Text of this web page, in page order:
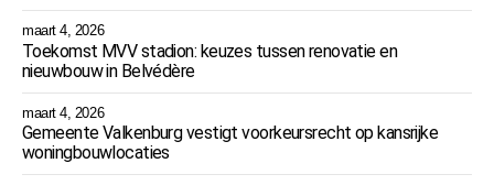
maart 4, 2026
Toekomst MVV stadion: keuzes tussen renovatie en
nieuwbouw in Belvédère
maart 4, 2026
Gemeente Valkenburg vestigt voorkeursrecht op kansrijke
woningbouwlocaties